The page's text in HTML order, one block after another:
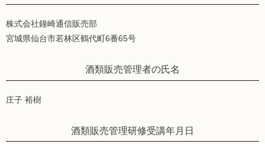
株式会社鐘崎通信販売部
宮城県仙台市若林区鶴代町6番65号
酒類販売管理者の氏名
庄子 裕樹
酒類販売管理研修受講年月日